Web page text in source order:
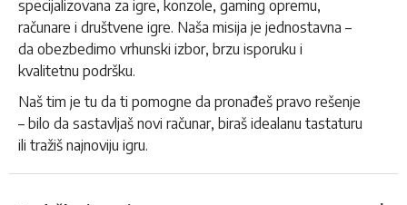
specijalizovana za igre, konzole, gaming opremu,
računare i društvene igre. Naša misija je jednostavna –
da obezbedimo vrhunski izbor, brzu isporuku i
kvalitetnu podršku.
Naš tim je tu da ti pomogne da pronađeš pravo rešenje
– bilo da sastavljaš novi računar, biraš idealanu tastaturu
ili tražiš najnoviju igru.